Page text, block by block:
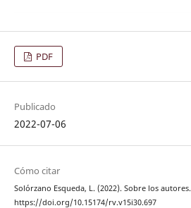
PDF
Publicado
2022-07-06
Cómo citar
Solórzano Esqueda, L. (2022). Sobre los autores.
https://doi.org/10.15174/rv.v15i30.697